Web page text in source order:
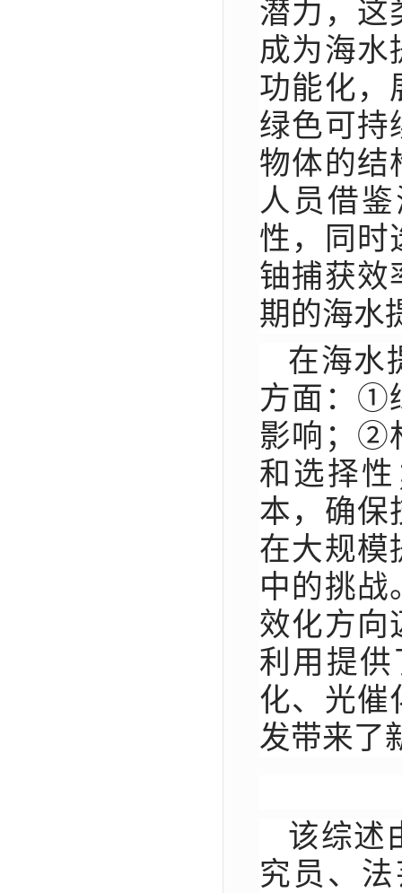
潜力，这
成为海水
功能化，
绿色可持
物体的结
人员借
性，同时
铀捕获效
期的海水
在海水
方面：①
影响；②
和选择
本，确
在大规模
中的挑战
效化方向
利用提
化、光催
发带来了
该综述
究员、